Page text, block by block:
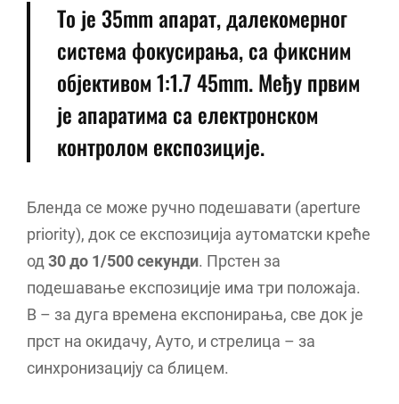
То је 35mm апарат, далекомерног
система фокусирања, са фиксним
објективом 1:1.7 45mm. Међу првим
је апаратима са електронском
контролом експозиције.
Бленда се може ручно подешавати (aperture
priority), док се експозиција аутоматски креће
од 30 до 1/500 секунди. Прстен за
подешавање експозиције има три положаја.
В – за дуга времена експонирања, све док је
прст на окидачу, Ауто, и стрелица – за
синхронизацију са блицем.